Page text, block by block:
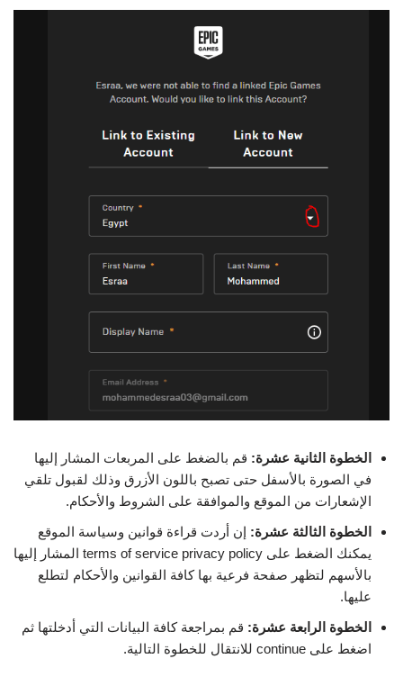
الخطوة الثانية عشرة: قم بالضغط على المربعات المشار إليها
في الصورة بالأسفل حتى تصبح باللون الأزرق وذلك لقبول تلقي
الإشعارات من الموقع والموافقة على الشروط والأحكام.
الخطوة الثالثة عشرة: إن أردت قراءة قوانين وسياسة الموقع
يمكنك الضغط على terms of service privacy policy المشار إليها
بالأسهم لتظهر صفحة فرعية بها كافة القوانين والأحكام لتطلع
عليها.
الخطوة الرابعة عشرة: قم بمراجعة كافة البيانات التي أدخلتها ثم
اضغط على continue للانتقال للخطوة التالية.